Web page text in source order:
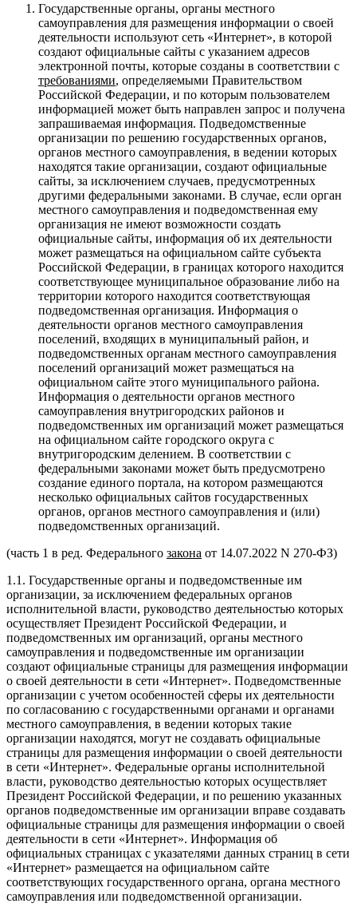
Государственные органы, органы местного
самоуправления для размещения информации о своей
деятельности используют сеть «Интернет», в которой
создают официальные сайты с указанием адресов
электронной почты, которые созданы в соответствии с
требованиями, определяемыми Правительством
Российской Федерации, и по которым пользователем
информацией может быть направлен запрос и получена
запрашиваемая информация. Подведомственные
организации по решению государственных органов,
органов местного самоуправления, в ведении которых
находятся такие организации, создают официальные
сайты, за исключением случаев, предусмотренных
другими федеральными законами. В случае, если орган
местного самоуправления и подведомственная ему
организация не имеют возможности создать
официальные сайты, информация об их деятельности
может размещаться на официальном сайте субъекта
Российской Федерации, в границах которого находится
соответствующее муниципальное образование либо на
территории которого находится соответствующая
подведомственная организация. Информация о
деятельности органов местного самоуправления
поселений, входящих в муниципальный район, и
подведомственных органам местного самоуправления
поселений организаций может размещаться на
официальном сайте этого муниципального района.
Информация о деятельности органов местного
самоуправления внутригородских районов и
подведомственных им организаций может размещаться
на официальном сайте городского округа с
внутригородским делением. В соответствии с
федеральными законами может быть предусмотрено
создание единого портала, на котором размещаются
несколько официальных сайтов государственных
органов, органов местного самоуправления и (или)
подведомственных организаций.
(часть 1 в ред. Федерального закона от 14.07.2022 N 270-ФЗ)
1.1. Государственные органы и подведомственные им
организации, за исключением федеральных органов
исполнительной власти, руководство деятельностью которых
осуществляет Президент Российской Федерации, и
подведомственных им организаций, органы местного
самоуправления и подведомственные им организации
создают официальные страницы для размещения информации
о своей деятельности в сети «Интернет». Подведомственные
организации с учетом особенностей сферы их деятельности
по согласованию с государственными органами и органами
местного самоуправления, в ведении которых такие
организации находятся, могут не создавать официальные
страницы для размещения информации о своей деятельности
в сети «Интернет». Федеральные органы исполнительной
власти, руководство деятельностью которых осуществляет
Президент Российской Федерации, и по решению указанных
органов подведомственные им организации вправе создавать
официальные страницы для размещения информации о своей
деятельности в сети «Интернет». Информация об
официальных страницах с указателями данных страниц в сети
«Интернет» размещается на официальном сайте
соответствующих государственного органа, органа местного
самоуправления или подведомственной организации.